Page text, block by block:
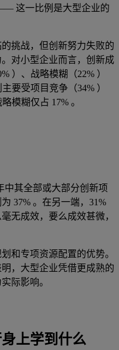
这一比例是大型企业的
挑战，但创新努力失败的
对小型企业而言，创新成
）、战略模糊（22% ）
要受项目竞争（34% ）
模糊仅占 17% 。
中其全部或大部分创新项
37% 。在另一端，31%
无成效，要么成效甚微，
和专项资源配置的优势。
，大型企业凭借更成熟的
际影响。
上学到什么